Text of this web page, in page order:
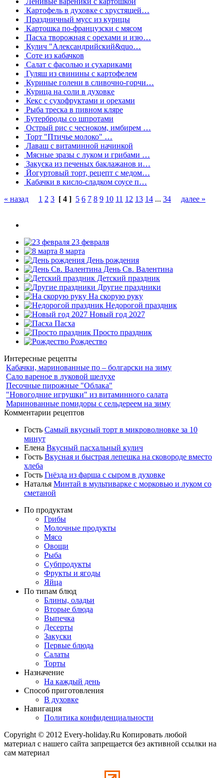
Картофель в духовке с хрустящей…
Праздничный мусс из курицы
Картошка по-французски с мясом
Пасха творожная с орехами и изю…
Кулич "Александрийский&quo…
Соте из кабачков
Салат с фасолью и сухариками
Гуляш из свинины с картофелем
Куриные голени в сливочно-горчи…
Курица на соли в духовке
Кекс с сухофруктами и орехами
Рыба треска в пивном кляре
Бутерброды со шпротами
Острый рис с чесноком, имбирем …
Торт "Птичье молоко" …
Лаваш с витаминной начинкой
Мясные зразы с луком и грибами …
Закуска из печеных баклажанов и…
Йогуртовый торт, рецепт с медом…
Кабачки в кисло-сладком соусе п…
« назад
1 2 3 [ 4 ] 5 6 7 8 9 10 11 12 13 14 ... 34 далее »
23 февраля
8 марта
День рождения
День Св. Валентина
Детский праздник
Другие праздники
На скорую руку
Недорогой праздник
Новый год 2027
Пасха
Просто праздник
Рождество
Интересные рецепты
Кабачки, маринованные по – болгарски на зиму
Сало вареное в луковой шелухе
Песочные пирожные "Облака"
"Новогодние игрушки" из витаминного салата
Маринованные помидоры с сельдереем на зиму
Комментарии рецептов
Гость Самый вкусный торт в микроволновке за 10
минут
Елена Вкусный пасхальный кулич
Гость Вкусная и быстрая лепешка на сковороде вместо
хлеба
Гость Гнёзда из фарша с сыром в духовке
Наталья Минтай в мультиварке с морковью и луком со
сметаной
По продуктам
Грибы
Молочные продукты
Мясо
Овощи
Рыба
Субпродукты
Фрукты и ягоды
Яйца
По типам блюд
Блины, оладьи
Вторые блюда
Выпечка
Десерты
Закуски
Первые блюда
Салаты
Торты
Назначение
На каждый день
Способ приготовления
В духовке
Навигация
Политика конфиденциальности
Copyright © 2012 Every-holiday.Ru Копировать любой
материал с нашего сайта запрещается без активной ссылки на
сам материал